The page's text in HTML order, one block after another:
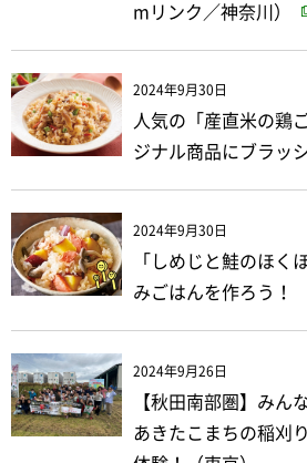
mリンク／神奈川）
2024年9月30日
人気の「産直米の鶏
ジナル商品にブラッ
2024年9月30日
「しめじと鮭のほく
みごはんを作ろう！
2024年9月26日
【秋田南部圏】みん
あきたこまちの稲刈